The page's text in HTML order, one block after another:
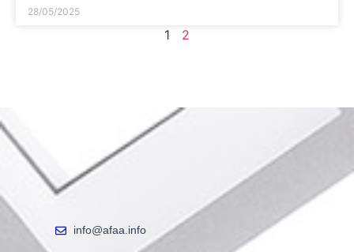
28/05/2025
1 2
info@afaa.info